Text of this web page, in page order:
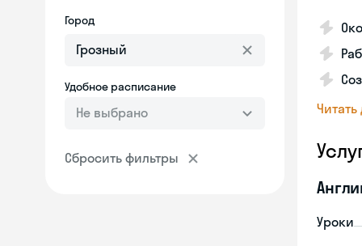
Город
Удобное расписание
Не выбрано
Сбросить фильтры
Уроки